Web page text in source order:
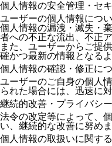
個人情報の安全管理・セ
ユーザーの個人情報につ
個人情報の漏洩・滅失・
者への不正な流出、不正
また、ユーザーからご提
確かつ最新の情報となる
個人情報の確認・修正に
ユーザーのご自身の個人
られた場合には、迅速に
継続的改善・プライバシ
法令の改定等によって、
い、継続的な改善に努めま
個人情報の取扱いに関す